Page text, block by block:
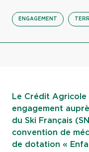
ENGAGEMENT
Le Crédit Agricole
engagement
du Ski Français
convention de
de dotation «